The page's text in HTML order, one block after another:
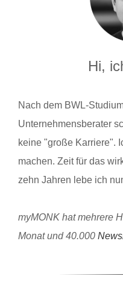
Hi,
Nach dem BWL-
Unternehmensberater
keine "große Karriere".
machen. Zeit für das
zehn Jahren lebe ich
myMONK hat mehrere
Monat und 40.000